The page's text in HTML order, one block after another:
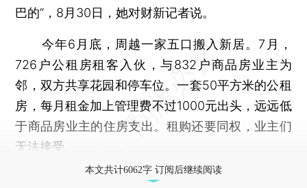
巴的”，8月30日，她对财新记者说。
今年6月底，周越一家五口搬入新居。7月，
726户公租房租客入伙，与832户商品房业主为
邻，双方共享花园和停车位。一套50平方米的公租
房，每月租金加上管理费不过1000元出头，远远低
于商品房业主的住房支出。租购还要同权，业主们
无法接受。
本文共计6062字 订阅后继续阅读